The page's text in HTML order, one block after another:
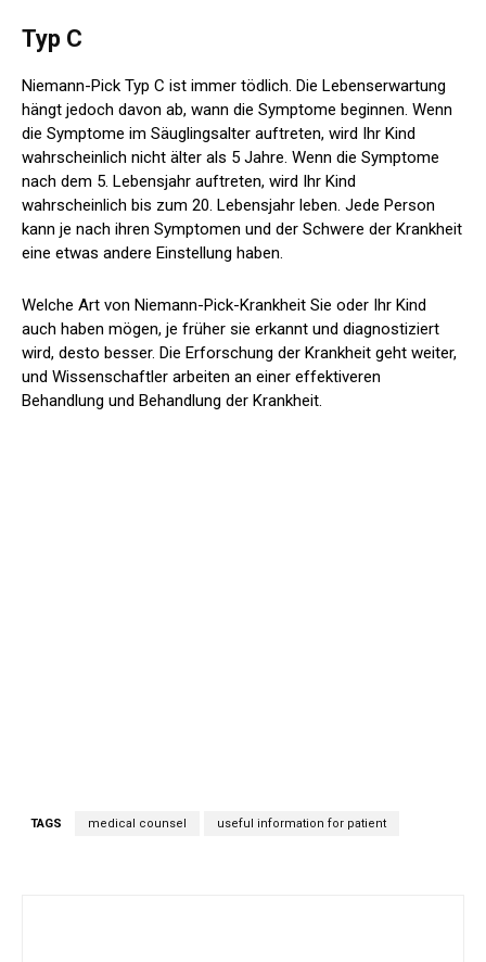
Typ C
Niemann-Pick Typ C ist immer tödlich. Die Lebenserwartung
hängt jedoch davon ab, wann die Symptome beginnen. Wenn
die Symptome im Säuglingsalter auftreten, wird Ihr Kind
wahrscheinlich nicht älter als 5 Jahre. Wenn die Symptome
nach dem 5. Lebensjahr auftreten, wird Ihr Kind
wahrscheinlich bis zum 20. Lebensjahr leben. Jede Person
kann je nach ihren Symptomen und der Schwere der Krankheit
eine etwas andere Einstellung haben.
Welche Art von Niemann-Pick-Krankheit Sie oder Ihr Kind
auch haben mögen, je früher sie erkannt und diagnostiziert
wird, desto besser. Die Erforschung der Krankheit geht weiter,
und Wissenschaftler arbeiten an einer effektiveren
Behandlung und Behandlung der Krankheit.
TAGS medical counsel useful information for patient